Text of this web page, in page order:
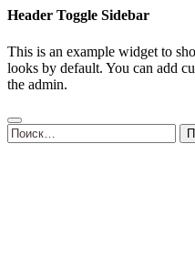
Header Toggle Sidebar
This is an example widget to
looks by default. You can add
the admin.
Найти: